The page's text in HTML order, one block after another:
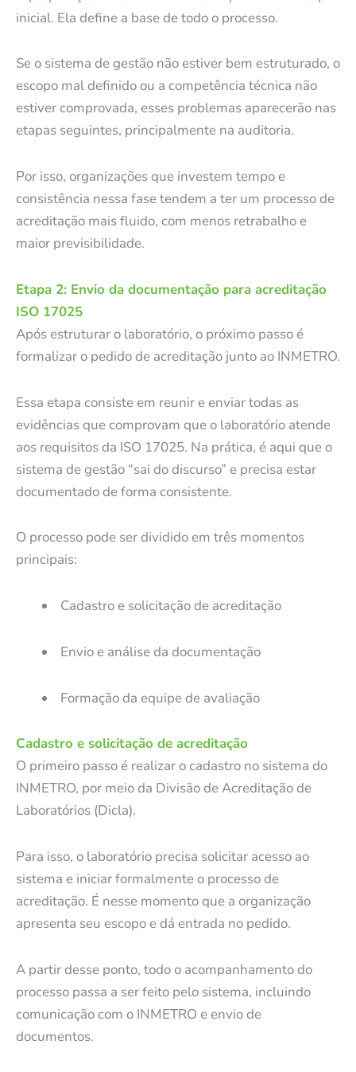
inicial. Ela define a base de todo o processo.
Se o sistema de gestão não estiver bem estruturado, o
escopo mal definido ou a competência técnica não
estiver comprovada, esses problemas aparecerão nas
etapas seguintes, principalmente na auditoria.
Por isso, organizações que investem tempo e
consistência nessa fase tendem a ter um processo de
acreditação mais fluido, com menos retrabalho e
maior previsibilidade.
Etapa 2: Envio da documentação para acreditação
ISO 17025
Após estruturar o laboratório, o próximo passo é
formalizar o pedido de acreditação junto ao INMETRO.
Essa etapa consiste em reunir e enviar todas as
evidências que comprovam que o laboratório atende
aos requisitos da ISO 17025. Na prática, é aqui que o
sistema de gestão “sai do discurso” e precisa estar
documentado de forma consistente.
O processo pode ser dividido em três momentos
principais:
Cadastro e solicitação de acreditação
Envio e análise da documentação
Formação da equipe de avaliação
Cadastro e solicitação de acreditação
O primeiro passo é realizar o cadastro no sistema do
INMETRO, por meio da Divisão de Acreditação de
Laboratórios (Dicla).
Para isso, o laboratório precisa solicitar acesso ao
sistema e iniciar formalmente o processo de
acreditação. É nesse momento que a organização
apresenta seu escopo e dá entrada no pedido.
A partir desse ponto, todo o acompanhamento do
processo passa a ser feito pelo sistema, incluindo
comunicação com o INMETRO e envio de
documentos.